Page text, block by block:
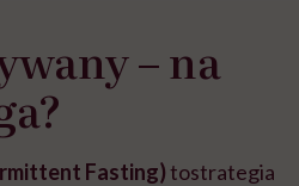
– na
Fasting)tostrategia